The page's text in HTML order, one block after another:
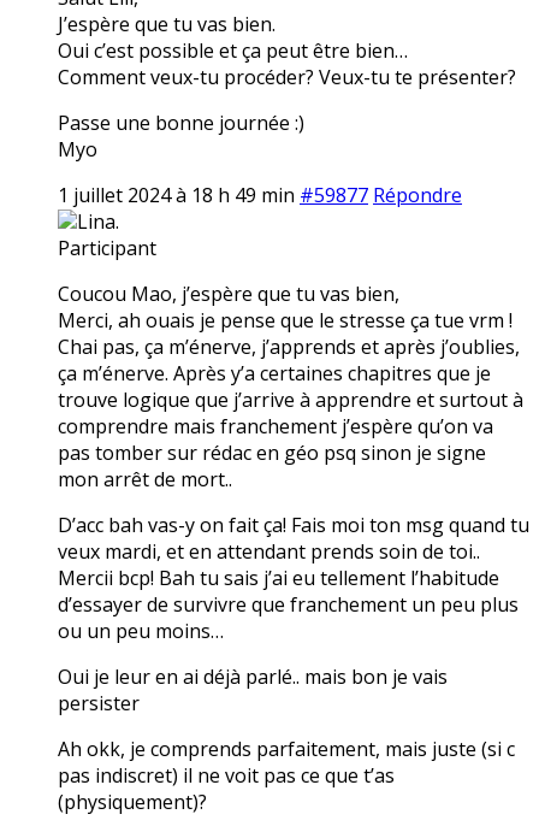
J’espère que tu vas bien.
Oui c’est possible et ça peut être bien…
Comment veux-tu procéder? Veux-tu te présenter?
Passe une bonne journée :)
Myo
1 juillet 2024 à 18 h 49 min #59877 Répondre
Lina.
Participant
Coucou Mao, j’espère que tu vas bien,
Merci, ah ouais je pense que le stresse ça tue vrm !
Chai pas, ça m’énerve, j’apprends et après j’oublies,
ça m’énerve. Après y’a certaines chapitres que je
trouve logique que j’arrive à apprendre et surtout à
comprendre mais franchement j’espère qu’on va
pas tomber sur rédac en géo psq sinon je signe
mon arrêt de mort..
D’acc bah vas-y on fait ça! Fais moi ton msg quand tu
veux mardi, et en attendant prends soin de toi..
Mercii bcp! Bah tu sais j’ai eu tellement l’habitude
d’essayer de survivre que franchement un peu plus
ou un peu moins…
Oui je leur en ai déjà parlé.. mais bon je vais
persister
Ah okk, je comprends parfaitement, mais juste (si c
pas indiscret) il ne voit pas ce que t’as
(physiquement)?